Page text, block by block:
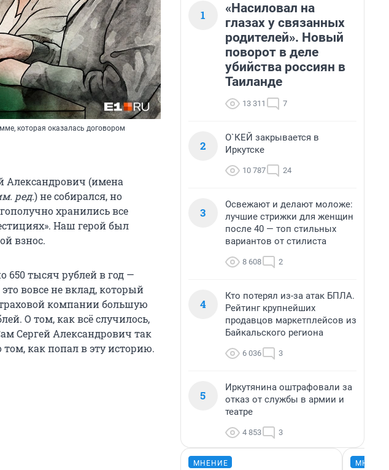
которая оказалась договором
Александрович (имена
ред.) не собирался, но
хранились все
Наш герой был
взнос.
650 тысяч рублей в год —
вовсе не вклад, который
компании большую
О том, как всё случилось,
Сергей Александрович так
как попал в эту историю.
1
«Насиловал на
глазах у связанных
родителей». Новый
поворот в деле
убийства россиян в
Таиланде
13 311 7
2
О`КЕЙ закрывается в
Иркутске
10 787 24
3
Освежают и делают моложе:
лучшие стрижки для женщин
после 40 — топ стильных
вариантов от стилиста
8 608 2
4
Кто потерял из-за атак БПЛА.
Рейтинг крупнейших
продавцов маркетплейсов из
Байкальского региона
6 036 3
5
Иркутянина оштрафовали за
отказ от службы в армии и
театре
4 853 3
МНЕНИЕ